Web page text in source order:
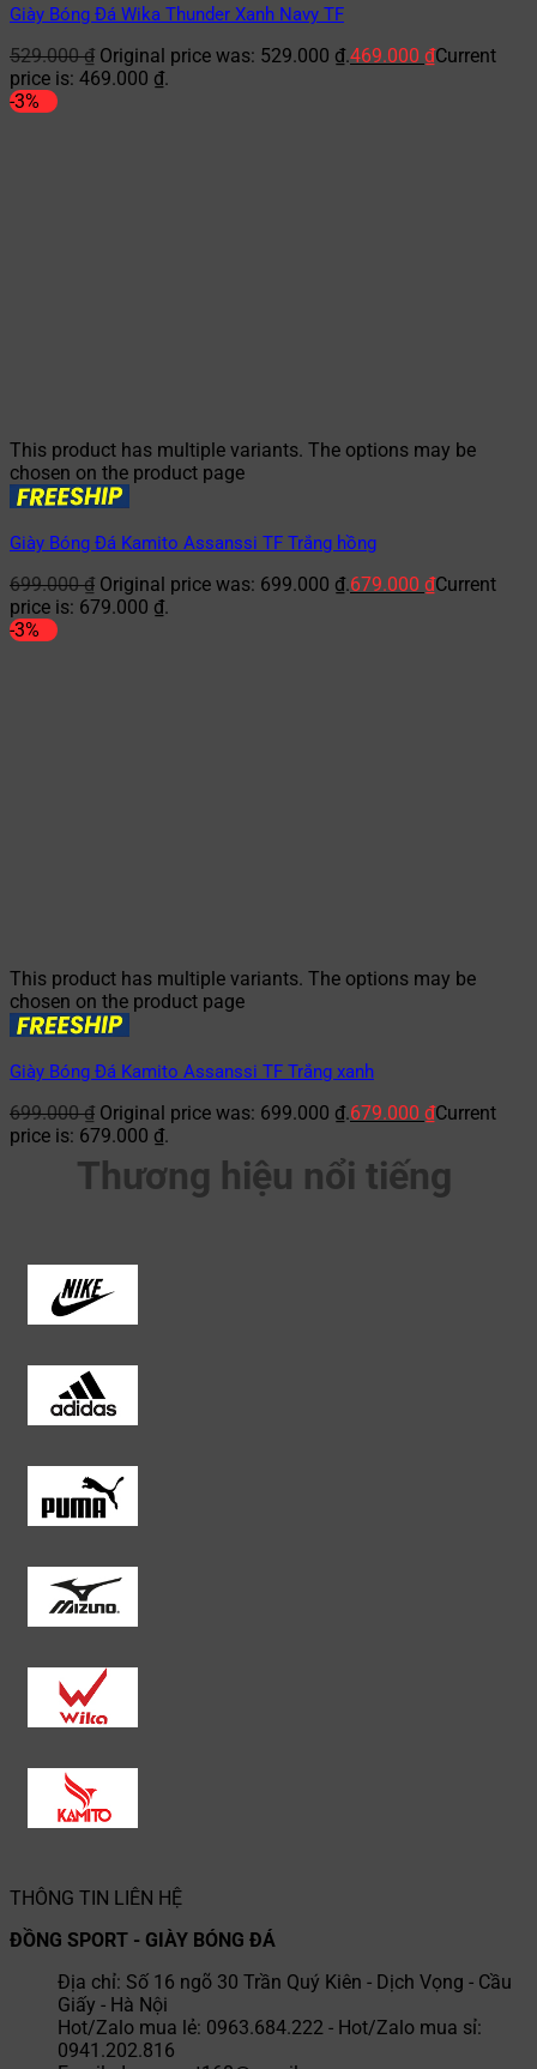
Giày Bóng Đá Wika Thunder Xanh Navy TF
529.000₫ Original price was: 529.000 ₫.469.000 ₫Current
price is: 469.000 ₫.
-3%
This product has multiple variants. The options may be
chosen on the product page
Giày Bóng Đá Kamito Assanssi TF Trắng hồng
699.000₫ Original price was: 699.000 ₫.679.000 ₫Current
price is: 679.000 ₫.
-3%
This product has multiple variants. The options may be
chosen on the product page
Giày Bóng Đá Kamito Assanssi TF Trắng xanh
699.000₫ Original price was: 699.000 ₫.679.000 ₫Current
price is: 679.000 ₫.
Thương hiệu nổi tiếng
THÔNG TIN LIÊN HỆ
ĐỒNG SPORT - GIÀY BÓNG ĐÁ
Địa chỉ: Số 16 ngõ 30 Trần Quý Kiên - Dịch Vọng - Cầu
Giấy - Hà Nội
Hot/Zalo mua lẻ: 0963.684.222 - Hot/Zalo mua sỉ:
0941.202.816